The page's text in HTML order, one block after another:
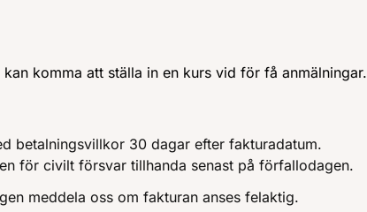
komma att ställa in en kurs vid för få anmälningar.
betalningsvillkor 30 dagar efter fakturadatum.
för civilt försvar tillhanda senast på förfallodagen.
meddela oss om fakturan anses felaktig.